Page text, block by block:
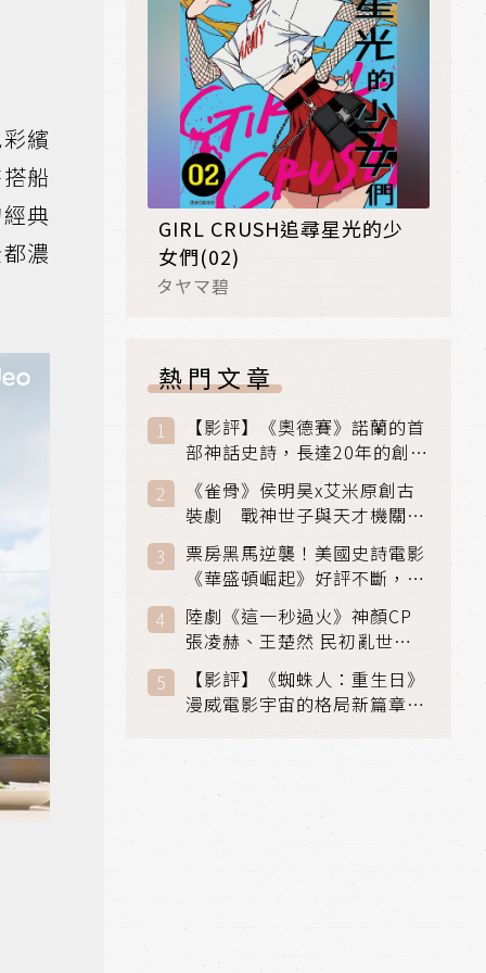
繽
船
典
濃
GIRL CRUSH追尋星光的少
女們(02)
タヤマ碧
熱門文章
【影評】《奧德賽》諾蘭的首
部神話史詩，長達20年的創傷
與贖罪之旅
《雀骨》侯明昊x艾米原創古
裝劇 戰神世子與天才機關師
聯手攻克身世之謎
票房黑馬逆襲！美國史詩電影
《華盛頓崛起》好評不斷，輾
壓《玩具總動員5》、《超少
女》
陸劇《這一秒過火》神顏CP
張凌赫、王楚然 民初亂世、
家仇國難也要大談禁忌叔嫂戀
【影評】《蜘蛛人：重生日》
漫威電影宇宙的格局新篇章，